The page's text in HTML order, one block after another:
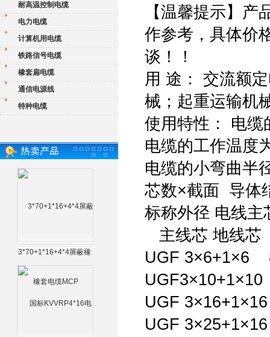
耐高温控制电缆
电力电缆
计算机用电缆
铁路信号电缆
橡套扁电缆
通信电源线
特种电缆
3*70+1*16+4*4屏蔽橡
【温馨提示】
作参考，具体价
谈！！
用 途： 交流额
械；起重运输机
使用特性： 电
电缆的工作温
电缆的小弯曲半
芯数×截面 导体
标称外径 电线
主线芯 地线芯
UGF
UGF
UGF